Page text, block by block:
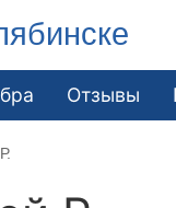
Отзывы